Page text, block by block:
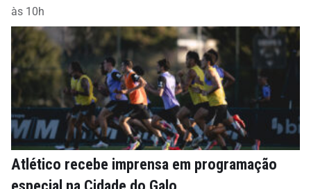
às 10h
Atlético recebe imprensa em programação